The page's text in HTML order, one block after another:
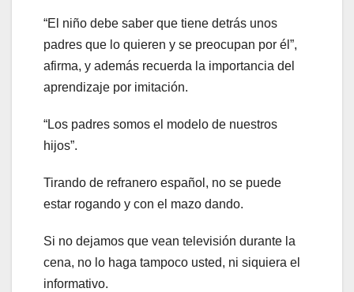
“El niño debe saber que tiene detrás unos
padres que lo quieren y se preocupan por él”,
afirma, y además recuerda la importancia del
aprendizaje por imitación.
“Los padres somos el modelo de nuestros
hijos”.
Tirando de refranero español, no se puede
estar rogando y con el mazo dando.
Si no dejamos que vean televisión durante la
cena, no lo haga tampoco usted, ni siquiera el
informativo.